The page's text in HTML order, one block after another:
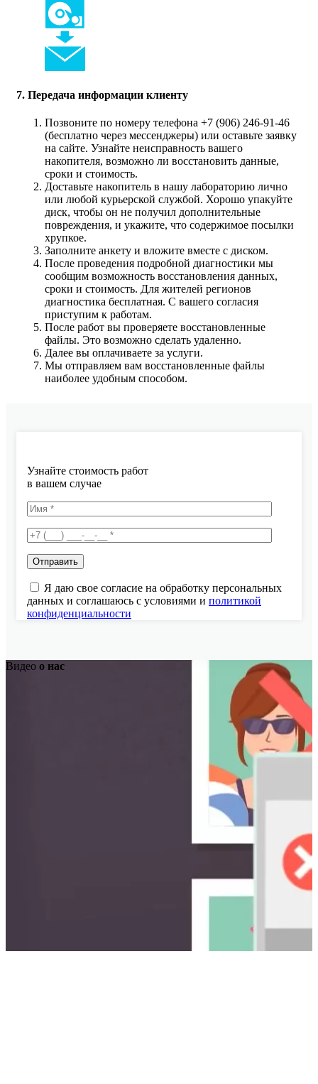
7. Передача информации клиенту
Позвоните по номеру телефона +7 (906) 246-91-46
(бесплатно через мессенджеры) или оставьте заявку
на сайте. Узнайте неисправность вашего
накопителя, возможно ли восстановить данные,
сроки и стоимость.
Доставьте накопитель в нашу лабораторию лично
или любой курьерской службой. Хорошо упакуйте
диск, чтобы он не получил дополнительные
повреждения, и укажите, что содержимое посылки
хрупкое.
Заполните анкету и вложите вместе с диском.
После проведения подробной диагностики мы
сообщим возможность восстановления данных,
сроки и стоимость. Для жителей регионов
диагностика бесплатная. С вашего согласия
приступим к работам.
После работ вы проверяете восстановленные
файлы. Это возможно сделать удаленно.
Далее вы оплачиваете за услуги.
Мы отправляем вам восстановленные файлы
наиболее удобным способом.
Узнайте стоимость работ
в вашем случае
Я даю свое согласие на обработку персональных
данных и соглашаюсь с условиями и политикой
конфиденциальности
Видео о нас